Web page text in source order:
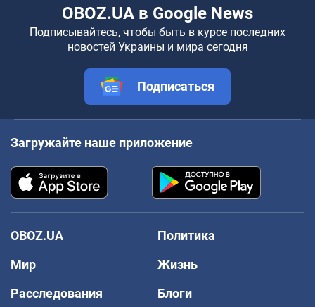
OBOZ.UA в Google News
Подписывайтесь, чтобы быть в курсе последних
новостей Украины и мира сегодня
Подписаться
Загружайте наше приложение
OBOZ.UA
Политика
Мир
Жизнь
Расследования
Блоги